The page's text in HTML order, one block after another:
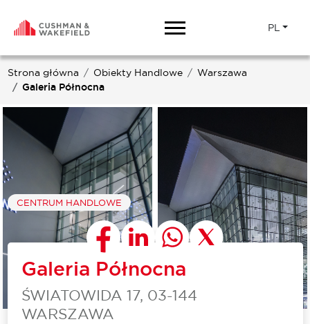
PL
Strona główna Obiekty Handlowe
Warszawa
Galeria Północna
CENTRUM HANDLOWE
Galeria Północna
ŚWIATOWIDA 17, 03-144
WARSZAWA